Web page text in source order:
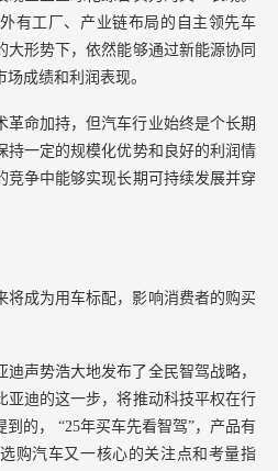
有工厂、产业链布局的自主领先车
大形势下，依然能够通过新能源协同
成绩和利润表现。
革命加持，但汽车行业始终是个长期
持一定的规模化优势和良好的利润情
竞争中能够实现长期可持续发展并穿
将成为用车标配，影响消费者的购买
声势浩大地发布了全民智驾战略，
亚迪的这一步，将推动科技平权在行
到的， “25年买车先看智驾”，产品有
购汽车又一核心的关注点和考量指